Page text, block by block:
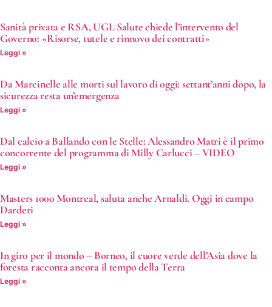
Sanità privata e RSA, UGL Salute chiede l’intervento del
Governo: «Risorse, tutele e rinnovo dei contratti»
Leggi »
Da Marcinelle alle morti sul lavoro di oggi: settant’anni dopo, la
sicurezza resta un’emergenza
Leggi »
Dal calcio a Ballando con le Stelle: Alessandro Matri è il primo
concorrente del programma di Milly Carlucci – VIDEO
Leggi »
Masters 1000 Montreal, saluta anche Arnaldi. Oggi in campo
Darderi
Leggi »
In giro per il mondo – Borneo, il cuore verde dell’Asia dove la
foresta racconta ancora il tempo della Terra
Leggi »